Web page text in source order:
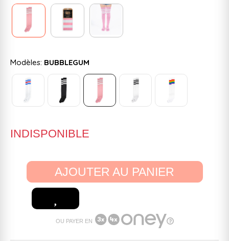
Modèles: BUBBLEGUM
INDISPONIBLE
AJOUTER AU PANIER
OU PAYER EN